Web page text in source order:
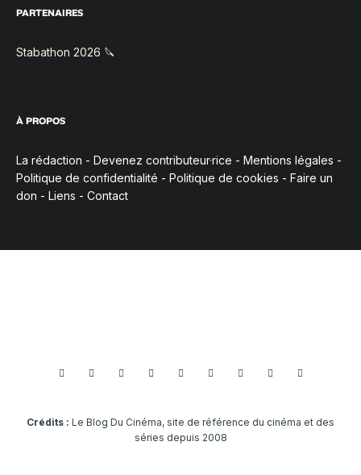
PARTENAIRES
Stabathon 2026 🔪
À PROPOS
La rédaction - Devenez contributeur·rice - Mentions légales -
Politique de confidentialité - Politique de cookies - Faire un
don - Liens - Contact
Crédits : Le Blog Du Cinéma, site de référence du cinéma et des
séries depuis 2008